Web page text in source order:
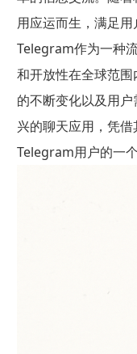
用应运而生，满足用
Telegram作为一种
和开放性在全球范
的不断变化以及用
兴的聊天应用，凭
Telegram用户的一